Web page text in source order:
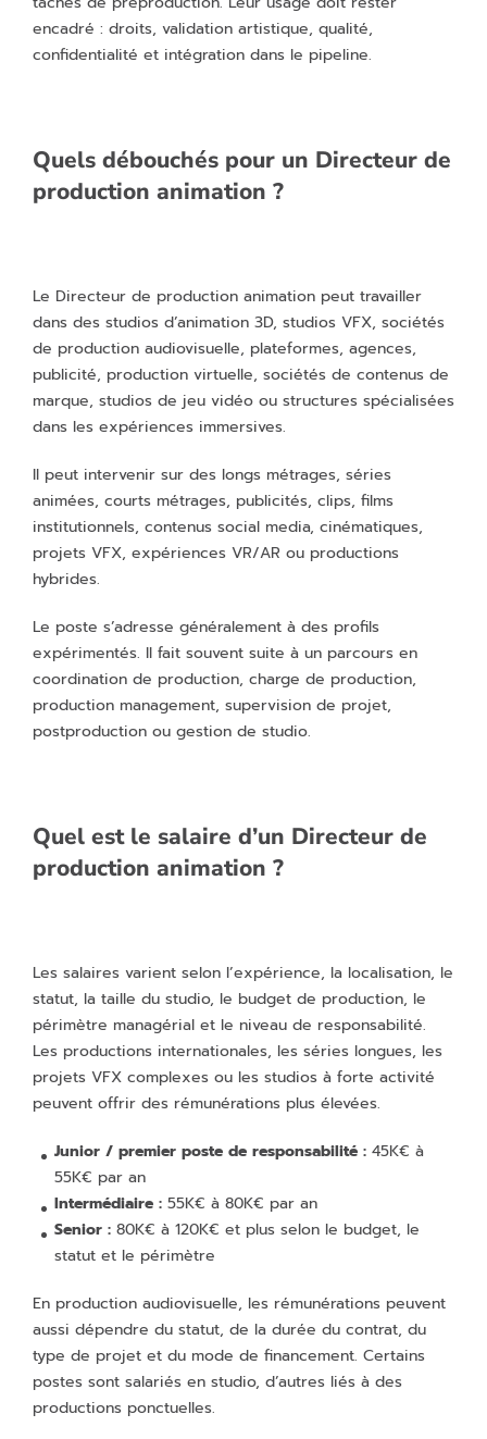
encadré : droits, validation artistique, qualité,
confidentialité et intégration dans le pipeline.
Quels débouchés pour un Directeur de
production animation ?
Le Directeur de production animation peut travailler
dans des studios d’animation 3D, studios VFX, sociétés
de production audiovisuelle, plateformes, agences,
publicité, production virtuelle, sociétés de contenus de
marque, studios de jeu vidéo ou structures spécialisées
dans les expériences immersives.
Il peut intervenir sur des longs métrages, séries
animées, courts métrages, publicités, clips, films
institutionnels, contenus social media, cinématiques,
projets VFX, expériences VR/AR ou productions
hybrides.
Le poste s’adresse généralement à des profils
expérimentés. Il fait souvent suite à un parcours en
coordination de production, charge de production,
production management, supervision de projet,
postproduction ou gestion de studio.
Quel est le salaire d’un Directeur de
production animation ?
Les salaires varient selon l’expérience, la localisation, le
statut, la taille du studio, le budget de production, le
périmètre managérial et le niveau de responsabilité.
Les productions internationales, les séries longues, les
projets VFX complexes ou les studios à forte activité
peuvent offrir des rémunérations plus élevées.
Junior / premier poste de responsabilité : 45K€ à
55K€ par an
Intermédiaire : 55K€ à 80K€ par an
Senior : 80K€ à 120K€ et plus selon le budget, le
statut et le périmètre
En production audiovisuelle, les rémunérations peuvent
aussi dépendre du statut, de la durée du contrat, du
type de projet et du mode de financement. Certains
postes sont salariés en studio, d’autres liés à des
productions ponctuelles.